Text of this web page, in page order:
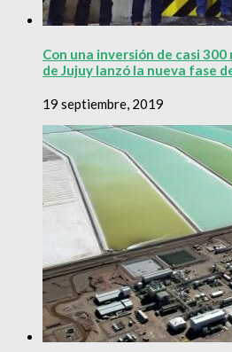
Con una inversión de casi 300
de Jujuy lanzó la nueva fase
19 septiembre, 2019